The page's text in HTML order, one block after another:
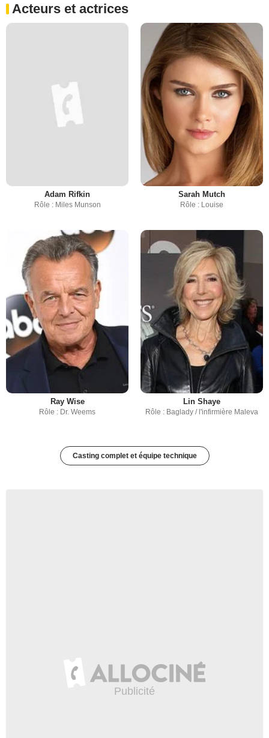
Acteurs et actrices
Adam Rifkin
Rôle : Miles Munson
Sarah Mutch
Rôle : Louise
Ray Wise
Rôle : Dr. Weems
Lin Shaye
Rôle : Baglady / l'infirmière Maleva
Casting complet et équipe technique